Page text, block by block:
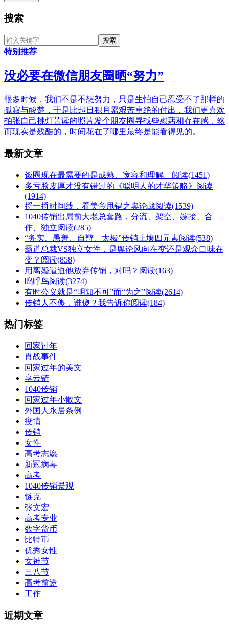
搜索
特别推荐
没必要在微信朋友圈晒“努力”
很多时候，我们不是不想努力，只是生怕自己忍受不了那样的
孤寂与酸楚，于是比起日积月累艰苦卓绝的付出，我们更喜欢
拍张自己挑灯苦读的照片发个朋友圈寻找些慰藉和存在感，然
而现实是残酷的，时间花在了哪里最终是能看得见的。
最新文章
饭圈现在最需要的是成熟、宽容和理解。 阅读(1451)
多亏脸皮厚才没有错过的《聪明人的才华策略》 阅读
(1914)
捋一捋时间线，看美帝甩锅之舆论战阅读(1539)
1040传销出局前大老总套路，分流、架空、嫁接、合
作、独立阅读(285)
“务实、愚善、自辩、太极”传销土壤四元素阅读(538)
霸道总裁VS独立女性，是舆论风向在变还是观众口味在
变？ 阅读(858)
用离婚逼迫他放弃传销，对吗？ 阅读(163)
呜呼鸟阅读(3274)
有时公义就是“明知不可”而“为之”阅读(2614)
传销人不傻，谁傻？我告诉你阅读(184)
热门标签
回家过年
肖战事件
回家过年的美文
享云链
1040传销
回家过年小散文
外国人永居条例
疫情
传销
女性
高考志愿
新冠病毒
高考
1040传销景观
链克
张文宏
高考专业
数字货币
比特币
优秀女性
女神节
三八节
高考前途
工作
近期文章